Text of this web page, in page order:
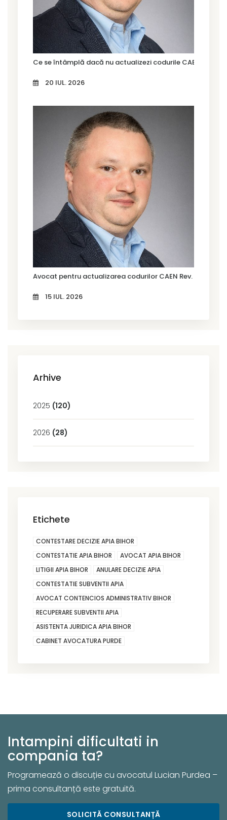
Ce se întâmplă dacă nu actualizezi codurile CAEN Rev. 3?
20 IUL. 2026
Avocat pentru actualizarea codurilor CAEN Rev. 3 în
15 IUL. 2026
Arhive
2025 (120)
2026 (28)
Etichete
CONTESTARE DECIZIE APIA BIHOR
CONTESTATIE APIA BIHOR
AVOCAT APIA BIHOR
LITIGII APIA BIHOR
ANULARE DECIZIE APIA
CONTESTATIE SUBVENTII APIA
AVOCAT CONTENCIOS ADMINISTRATIV BIHOR
RECUPERARE SUBVENTII APIA
ASISTENTA JURIDICA APIA BIHOR
CABINET AVOCATURA PURDE
Intampini dificultati in
compania ta?
Programează o discuție cu avocatul Lucian Purdea –
prima consultanță este gratuită.
SOLICITĂ CONSULTANȚĂ